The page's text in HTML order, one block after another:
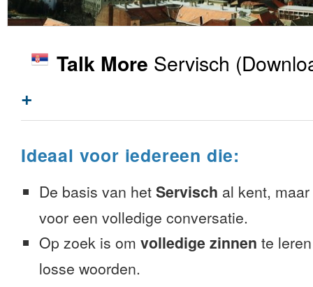
Talk More Servisch
+
Ideaal voor iedereen die:
De basis van het Servisch al kent,
voor een volledige conversatie.
Op zoek is om volledige zinnen te
losse woorden.